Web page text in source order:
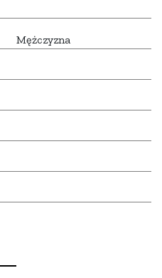
Mężczyzna